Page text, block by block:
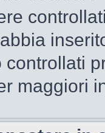
controllati
maggiori